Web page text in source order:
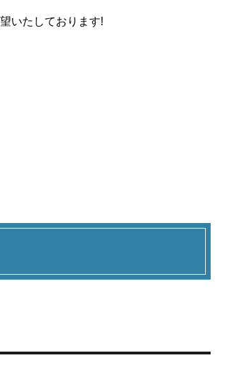
いたしております!